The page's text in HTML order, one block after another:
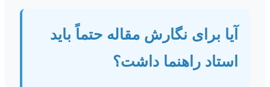
آیا برای نگارش مقاله حتماً باید
استاد راهنما داشت؟